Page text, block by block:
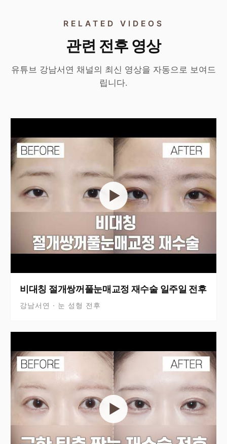
RELATED VIDEOS
관련 전후 영상
유튜브 강남서연 채널의 최신 영상을 자동으로 보여드
립니다.
▶
비대칭 절개쌍꺼풀눈매교정 재수술 일주일 전후
강남서연 · 눈 성형 전후
▶